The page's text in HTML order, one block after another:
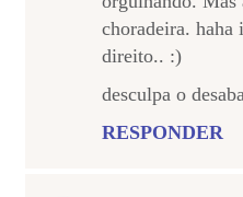
choradeira. haha
direito.. :)
desculpa o
RESPONDER